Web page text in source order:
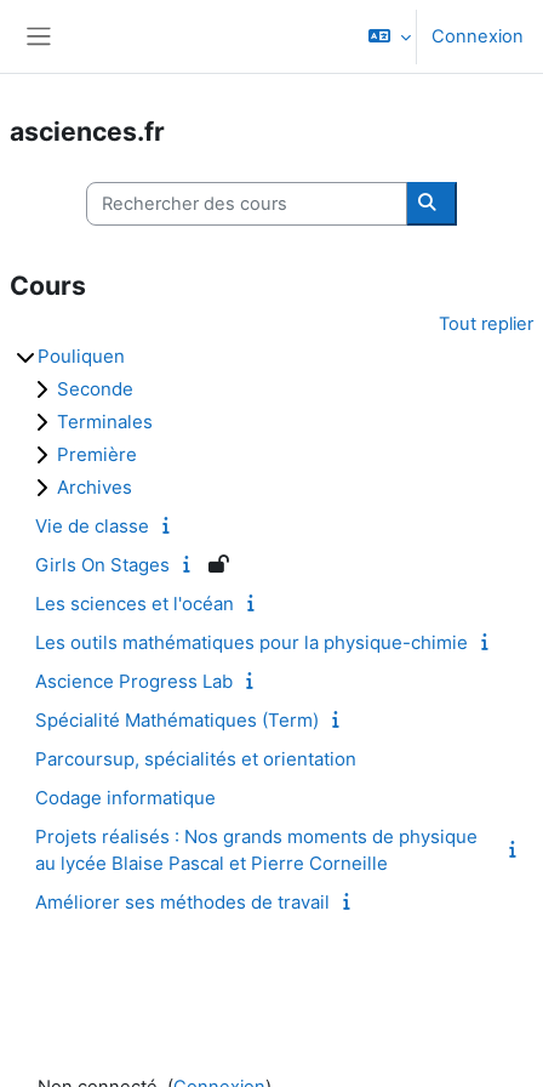
Connexion
asciences.fr
Rechercher des cours
Rechercher
Cours
Tout replier
Pouliquen
Seconde
Terminales
Première
Archives
Vie de classe
Girls On Stages
Les sciences et l'océan
Les outils mathématiques pour la physique-chimie
Ascience Progress Lab
Spécialité Mathématiques (Term)
Parcoursup, spécialités et orientation
Codage informatique
Projets réalisés : Nos grands moments de physique
au lycée Blaise Pascal et Pierre Corneille
Améliorer ses méthodes de travail